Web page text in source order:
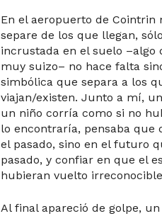
En el aeropuerto de
separe de los que llegan,
incrustada en el suelo
muy suizo– no hace falta
simbólica que separa a los
viajan/existen. Junto a mí,
un niño corría como si no
lo encontraría, pensaba que
el pasado, sino en el futuro
pasado, y confiar en que el
hubieran vuelto
Al final apareció de golpe,